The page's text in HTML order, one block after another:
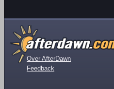
Over AfterDawn
Feedback